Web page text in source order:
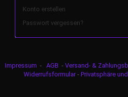
Konto erstellen
Passwort vergessen?
Impressum - AGB - Versand- &
Widerrufsformular - Privatsphäre